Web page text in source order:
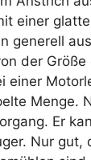
einer
generell
der
einer
Menge.
Er
Nur gut,